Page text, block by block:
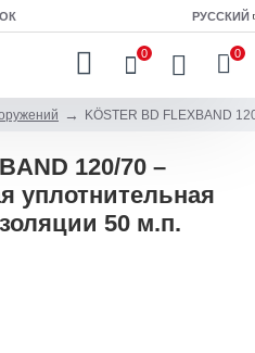
РУССКИЙ
0 0
KÖSTER BD FLEXBAND
120/70 –
уплотнительная
50 м.п.